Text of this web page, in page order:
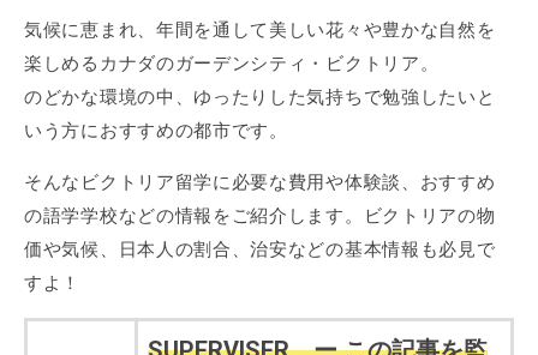
気候に恵まれ、年間を通して美しい花々や豊かな自然を
楽しめるカナダのガーデンシティ・ビクトリア。
のどかな環境の中、ゆったりした気持ちで勉強したいと
いう方におすすめの都市です。
そんなビクトリア留学に必要な費用や体験談、おすすめ
の語学学校などの情報をご紹介します。ビクトリアの物
価や気候、日本人の割合、治安などの基本情報も必見で
すよ！